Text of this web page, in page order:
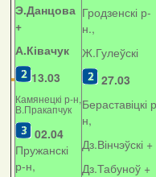
Э.Данцова
+
А.Ківачук
13.03
Камянецкі р-н,
В.Пракапчук
02.04
Пружанскі
р-н,
Гродзенскі р-
н.,
Ж.Гулеўскі
27.03
Бераставіцкі
н,
Дз.Вінчэўскі +
Дз.Табуноў +